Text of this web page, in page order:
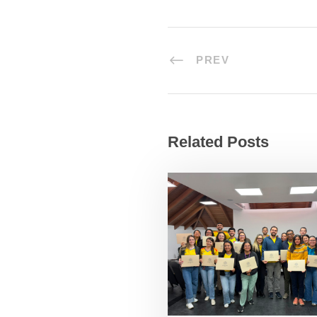
PREV
Related Posts